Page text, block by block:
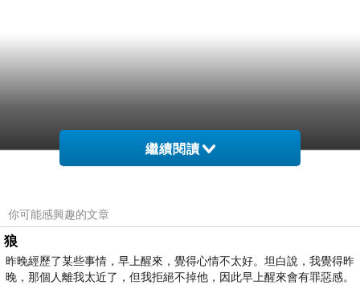
繼續閱讀
你可能感興趣的文章
狼
昨晚經歷了某些事情，早上醒來，覺得心情不太好。坦白說，我覺得昨
晚，那個人離我太近了，但我拒絕不掉他，因此早上醒來會有罪惡感。